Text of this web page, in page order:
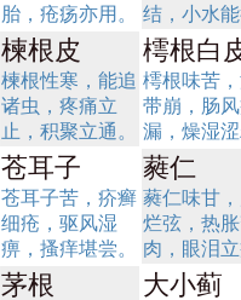
胎，疮疡亦用。
结，小水
楝根皮
楝根性寒，能追
诸虫，疼痛立
止，积聚立通。
樗根白
樗根味苦
带崩，肠
漏，燥湿
苍耳子
苍耳子苦，疥癣
细疮，驱风湿
痹，搔痒堪尝。
蕤仁
蕤仁味甘
烂弦，热
肉，眼泪
茅根 大小蓟